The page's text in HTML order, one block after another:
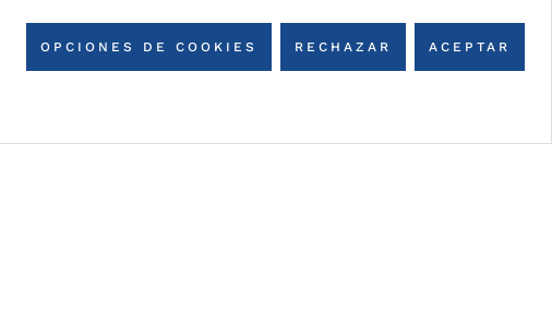
OPCIONES DE COOKIES RECHAZAR ACEPTAR